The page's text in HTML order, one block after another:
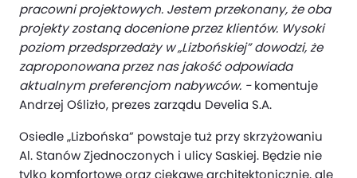
pracowni projektowych. Jestem przekonany, że oba
projekty zostaną docenione przez klientów. Wysoki
poziom przedsprzedaży w „Lizbońskiej” dowodzi, że
zaproponowana przez nas jakość odpowiada
aktualnym preferencjom nabywców. -komentuje
Andrzej Oślizło, prezes zarządu Develia S.A.
Osiedle „Lizbońska” powstaje tuż przy skrzyżowaniu
Al. Stanów Zjednoczonych i ulicy Saskiej. Będzie nie
tylko komfortowe oraz ciekawe architektonicznie, ale